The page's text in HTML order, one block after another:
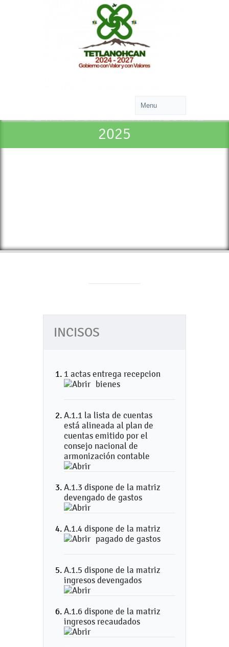
SEVAC CUARTO TRIMESTRE
2025
INCISOS
1 actas entrega recepcion
bienes
A.1.1 la lista de cuentas
está alineada al plan de
cuentas emitido por el
consejo nacional de
armonización contable
A.1.3 dispone de la matriz
devengado de gastos
A.1.4 dispone de la matriz
pagado de gastos
A.1.5 dispone de la matriz
ingresos devengados
A.1.6 dispone de la matriz
ingresos recaudados